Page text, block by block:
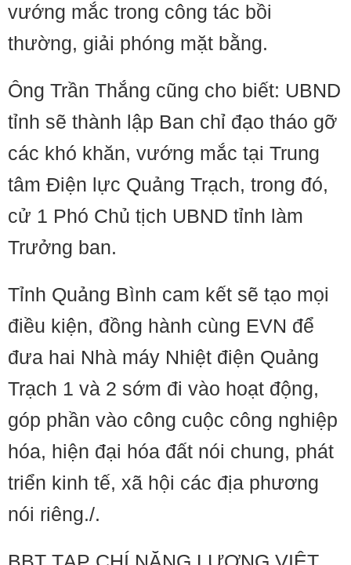
vướng mắc trong công tác bồi
thường, giải phóng mặt bằng.
Ông Trần Thắng cũng cho biết: UBND
tỉnh sẽ thành lập Ban chỉ đạo tháo gỡ
các khó khăn, vướng mắc tại Trung
tâm Điện lực Quảng Trạch, trong đó,
cử 1 Phó Chủ tịch UBND tỉnh làm
Trưởng ban.
Tỉnh Quảng Bình cam kết sẽ tạo mọi
điều kiện, đồng hành cùng EVN để
đưa hai Nhà máy Nhiệt điện Quảng
Trạch 1 và 2 sớm đi vào hoạt động,
góp phần vào công cuộc công nghiệp
hóa, hiện đại hóa đất nói chung, phát
triển kinh tế, xã hội các địa phương
nói riêng./.